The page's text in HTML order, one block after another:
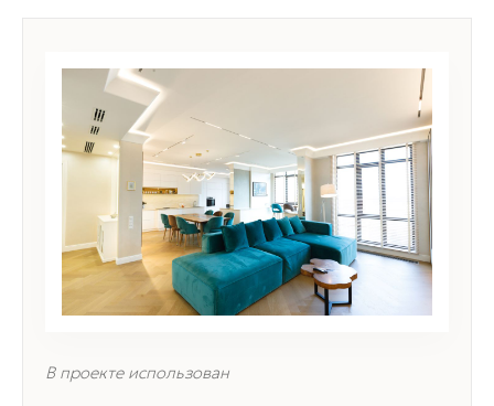
В проекте использован